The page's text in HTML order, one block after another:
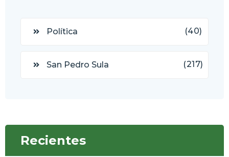
Política (40)
San Pedro Sula (217)
Recientes